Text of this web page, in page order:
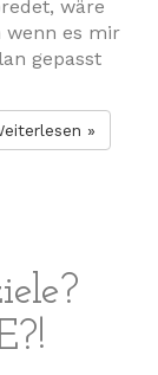
wäre
wenn es mir
gepasst
»